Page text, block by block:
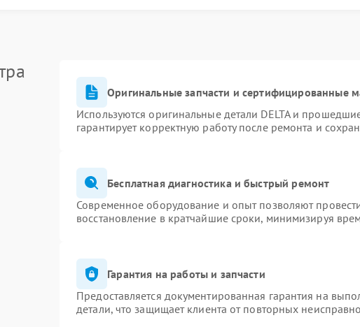
Оригинальные запчасти и сертифицированные
Используются оригинальные детали DELTA и
гарантирует корректную работу после ремонта и
Бесплатная диагностика и быстрый ремонт
Современное оборудование и опыт позволяют
восстановление в кратчайшие сроки, минимизируя
Гарантия на работы и запчасти
Предоставляется документированная гарантия на
детали, что защищает клиента от повторных